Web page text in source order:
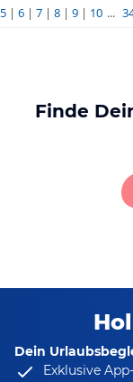
5| 6| 7| 8| 9| 10 ...
Finde
Dein
Exklusive